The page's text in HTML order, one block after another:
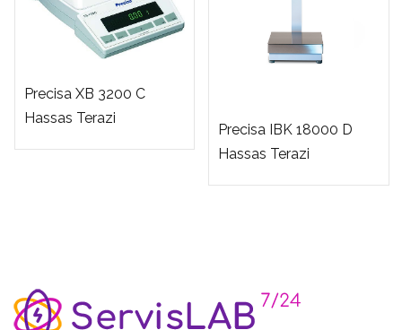
Precisa XB 3200 C
Hassas Terazi
Precisa IBK 18000 D
Hassas Terazi